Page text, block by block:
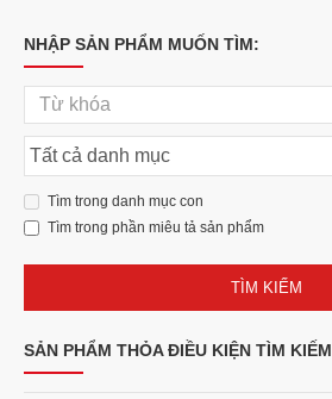
NHẬP SẢN PHẨM MUỐN TÌM:
Tìm trong danh mục con
Tìm trong phần miêu tả sản phẩm
TÌM KIẾM
SẢN PHẨM THỎA ĐIỀU KIỆN TÌM KIẾM